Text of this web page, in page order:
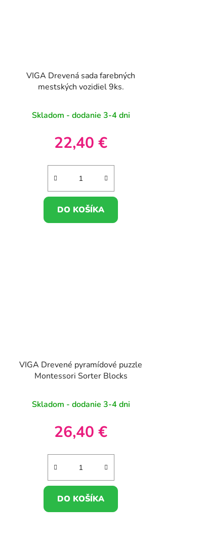
VIGA Drevená sada farebných
mestských vozidiel 9ks.
Skladom - dodanie 3-4 dni
22,40 €
DO KOŠÍKA
VIGA Drevené pyramídové puzzle
Montessori Sorter Blocks
Skladom - dodanie 3-4 dni
26,40 €
DO KOŠÍKA